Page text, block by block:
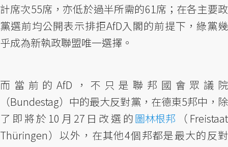
計席次55席，亦低於過半所需的61席；在各主要政
黨選前均公開表示排拒AfD入閣的前提下，綠黨幾
乎成為新執政聯盟唯一選擇。
而當前的AfD，不只是聯邦國會眾議院
（Bundestag）中的最大反對黨，在德東5邦中，除
了即將於10月27日改選的圖林根邦 （Freistaat
Thüringen）以外，在其他4個邦都是最大的反對